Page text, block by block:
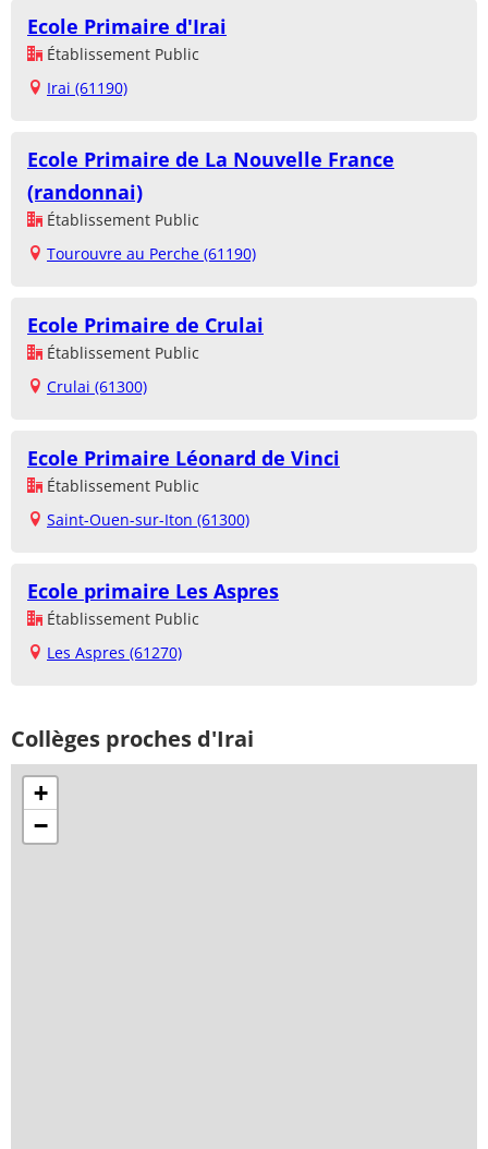
Ecole Primaire d'Irai
Établissement Public
Irai (61190)
Ecole Primaire de La Nouvelle France
(randonnai)
Établissement Public
Tourouvre au Perche (61190)
Ecole Primaire de Crulai
Établissement Public
Crulai (61300)
Ecole Primaire Léonard de Vinci
Établissement Public
Saint-Ouen-sur-Iton (61300)
Ecole primaire Les Aspres
Établissement Public
Les Aspres (61270)
Collèges proches d'Irai
+
−